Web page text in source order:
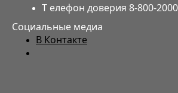
Т елефон доверия 8-800-
Социальные медиа
В Контакте